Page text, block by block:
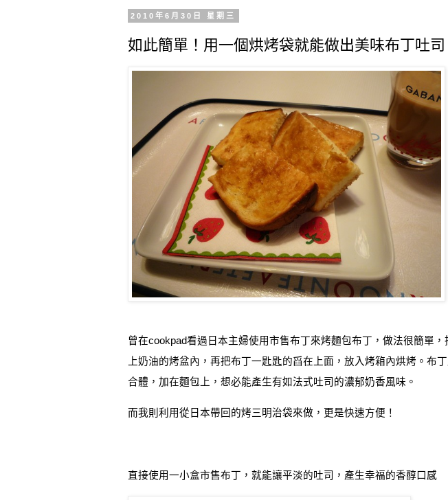
2010年6月30日 星期三
如此簡單！用一個烘烤袋就能做出美味布丁吐司
曾在cookpad看過日本主婦使用市售布丁來烤麵包布丁 ，做法很簡單
上奶油的烤盆內，再把布丁一匙匙的舀在上面，放入烤箱內烘烤。布
合體，加在麵包上，想必能產生有如法式吐司的濃郁奶香風味。
而我則利用從日本帶回的烤三明治袋來做，更是快速方便！
直接使用一小盒市售布丁，就能讓平淡的吐司，產生幸福的香醇口感